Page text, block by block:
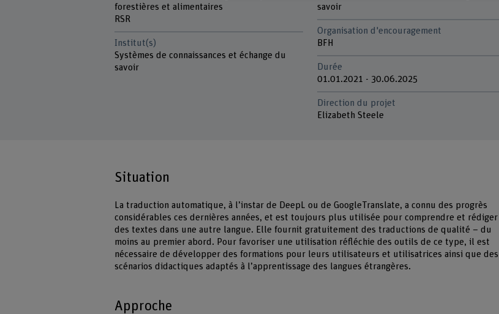
forestières et alimentaires
RSR
Institut(s)
Systèmes de connaissances et échange du
savoir
savoir
Organisation d'encouragement
BFH
Durée
01.01.2021 - 30.06.2025
Direction du projet
Elizabeth Steele
Situation
La traduction automatique, à l’instar de DeepL ou de GoogleTranslate, a connu des progrès
considérables ces dernières années, et est toujours plus utilisée pour comprendre et rédiger
des textes dans une autre langue. Elle fournit gratuitement des traductions de qualité – du
moins au premier abord. Pour favoriser une utilisation réfléchie des outils de ce type, il est
nécessaire de développer des formations pour leurs utilisateurs et utilisatrices ainsi que des
scénarios didactiques adaptés à l’apprentissage des langues étrangères.
Approche